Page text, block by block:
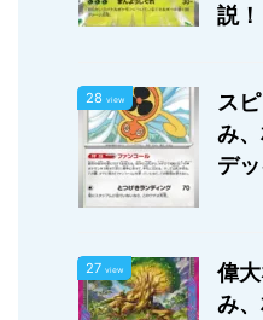
説！
28 view
ス
み
デ
27 view
偉
み